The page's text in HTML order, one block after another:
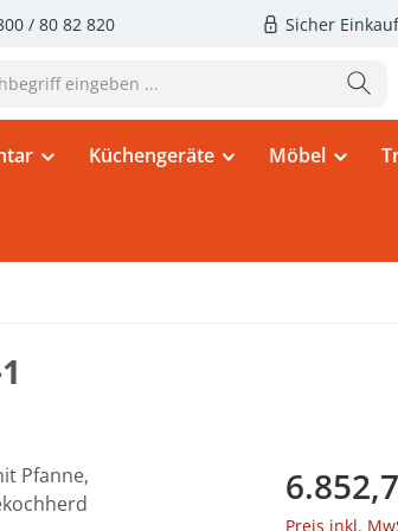
/ 80 82 820 Sicher
Küchengeräte Möbel
Regulärer
Preis inkl.